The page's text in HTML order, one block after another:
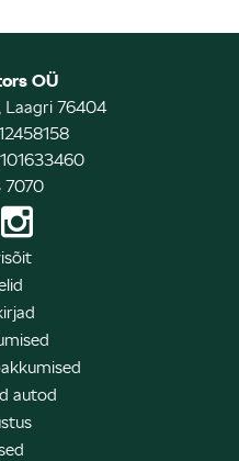
OÜ
Laagri 76404
7070
autod